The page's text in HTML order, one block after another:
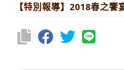
【特別報導】2018春之饗